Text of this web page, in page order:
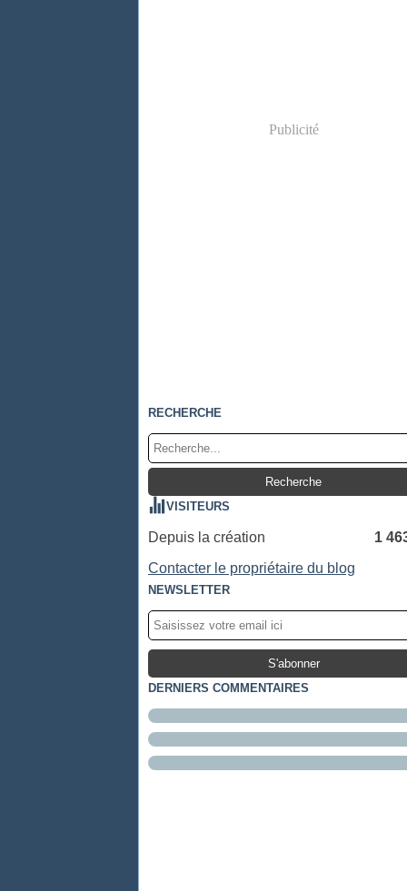
Publicité
RECHERCHE
VISITEURS
Depuis la création
1
Contacter le propriétaire du blog
NEWSLETTER
DERNIERS COMMENTAIRES